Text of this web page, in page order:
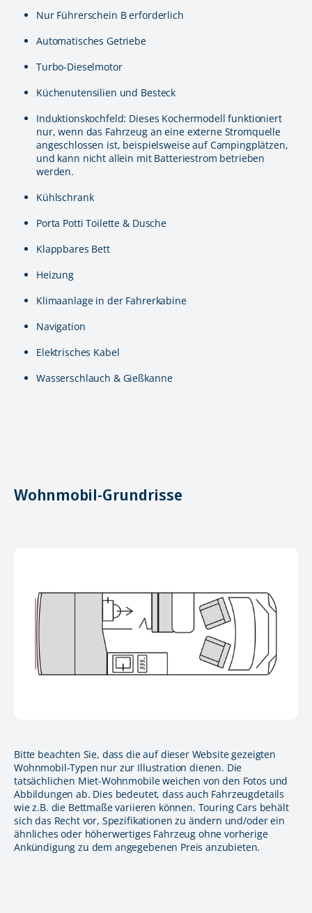
Nur Führerschein B erforderlich
Automatisches Getriebe
Turbo-Dieselmotor
Küchenutensilien und Besteck
Induktionskochfeld: Dieses Kochermodell funktioniert
nur, wenn das Fahrzeug an eine externe Stromquelle
angeschlossen ist, beispielsweise auf Campingplätzen,
und kann nicht allein mit Batteriestrom betrieben
werden.
Kühlschrank
Porta Potti Toilette & Dusche
Klappbares Bett
Heizung
Klimaanlage in der Fahrerkabine
Navigation
Elektrisches Kabel
Wasserschlauch & Gießkanne
Wohnmobil-Grundrisse
Bitte beachten Sie, dass die auf dieser Website gezeigten
Wohnmobil-Typen nur zur Illustration dienen. Die
tatsächlichen Miet-Wohnmobile weichen von den Fotos und
Abbildungen ab. Dies bedeutet, dass auch Fahrzeugdetails
wie z.B. die Bettmaße variieren können. Touring Cars behält
sich das Recht vor, Spezifikationen zu ändern und/oder ein
ähnliches oder höherwertiges Fahrzeug ohne vorherige
Ankündigung zu dem angegebenen Preis anzubieten.